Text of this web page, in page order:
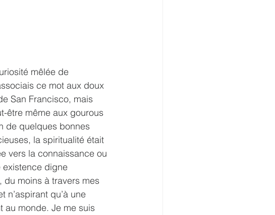
mêlée de
ce mot aux doux
San Francisco, mais
être même aux gourous
de quelques bonnes
la spiritualité était
vers la connaissance ou
existence digne
du moins à travers mes
n’aspirant qu’à une
au monde. Je me suis